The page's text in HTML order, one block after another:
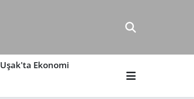
Uşak'ta Ekonomi